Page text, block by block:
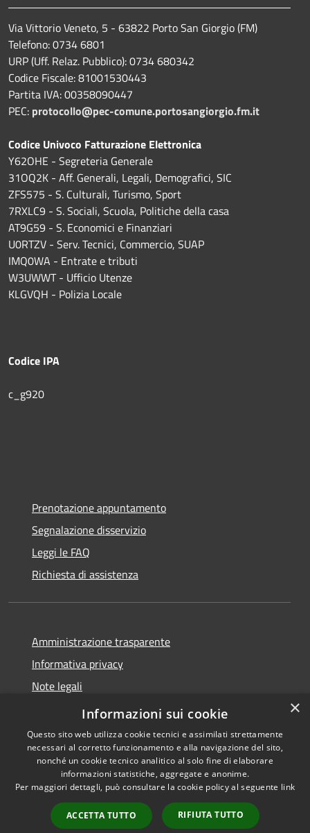
Via Vittorio Veneto, 5 - 63822 Porto San Giorgio (FM)
Telefono: 0734 6801
URP (Uff. Relaz. Pubblico): 0734 680342
Codice Fiscale: 81001530443
Partita IVA: 00358090447
PEC: protocollo@pec-comune.portosangiorgio.fm.it
Codice Univoco Fatturazione Elettronica
Y62OHE - Segreteria Generale
31OQ2K - Aff. Generali, Legali, Demografici, SIC
ZFS575 - S. Culturali, Turismo, Sport
7RXLC9 - S. Sociali, Scuola, Politiche della casa
AT9G59 - S. Economici e Finanziari
U0RTZV - Serv. Tecnici, Commercio, SUAP
IMQ0WA - Entrate e tributi
W3UWWT - Ufficio Utenze
KLGVQH - Polizia Locale
Codice IPA
c_g920
Prenotazione appuntamento
Segnalazione disservizio
Leggi le FAQ
Richiesta di assistenza
Amministrazione trasparente
Informativa privacy
Note legali
Dichiarazione di accessibilità
Accessibilità
Copyright © 2026 • Comune di
Porto San Giorgio • Powered by
Municipium•
Accesso
redazione
×
Informazioni sui cookie
Questo sito web utilizza cookie tecnici e assimilati strettamente
necessari al corretto funzionamento e alla navigazione del sito,
nonché un cookie tecnico analitico al solo fine di elaborare
informazioni statistiche, aggregate e anonime.
Per maggiori dettagli, può consultare la cookie policy al seguente link
ACCETTA TUTTO RIFIUTA TUTTO